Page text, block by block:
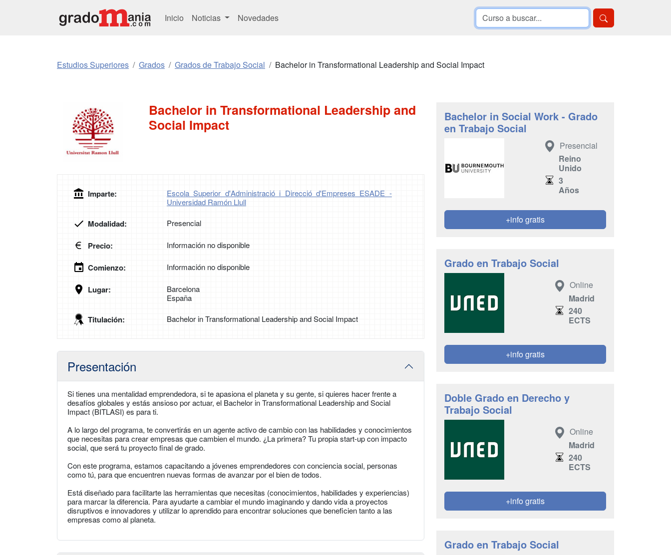
Inicio Noticias Novedades
Estudios Superiores Grados Grados de Trabajo Social Bachelor in Transformational Leadership and Social Impact
Bachelor in Transformational Leadership and
Social Impact
Imparte:
Escola Superior d'Administració i Direcció d'Empreses ESADE -
Universidad Ramón Llull
Modalidad: Presencial
Precio: Información no disponible
Comienzo: Información no disponible
Lugar:
Barcelona
España
Titulación: Bachelor in Transformational Leadership and Social Impact
Presentación
Si tienes una mentalidad emprendedora, si te apasiona el planeta y su gente, si quieres hacer frente a
desafíos globales y estás ansioso por actuar, el Bachelor in Transformational Leadership and Social
Impact (BITLASI) es para ti.
A lo largo del programa, te convertirás en un agente activo de cambio con las habilidades y conocimientos
que necesitas para crear empresas que cambien el mundo. ¿La primera? Tu propia start-up con impacto
social, que será tu proyecto final de grado.
Con este programa, estamos capacitando a jóvenes emprendedores con conciencia social, personas
como tú, para que encuentren nuevas formas de avanzar por el bien de todos.
Está diseñado para facilitarte las herramientas que necesitas (conocimientos, habilidades y experiencias)
para marcar la diferencia. Para ayudarte a cambiar el mundo imaginando y dando vida a proyectos
disruptivos e innovadores y utilizar lo aprendido para encontrar soluciones que beneficien tanto a las
empresas como al planeta.
Bachelor in Social Work - Grado
en Trabajo Social
Presencial
Reino
Unido
3
Años
+info gratis
Grado en Trabajo Social
Online
Madrid
240
ECTS
+info gratis
Doble Grado en Derecho y
Trabajo Social
Online
Madrid
240
ECTS
+info gratis
Grado en Trabajo Social